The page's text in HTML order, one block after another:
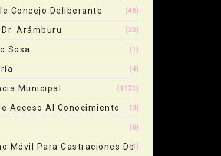
Concejo Deliberante (45)
Arámburu (32)
Sosa (1)
(4)
Municipal (1131)
Acceso Al Conocimiento (3)
(6)
Móvil Para Castraciones De(1)